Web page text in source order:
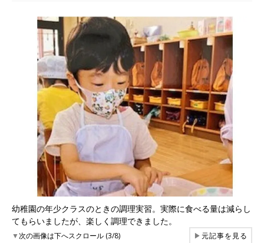
幼稚園の年少クラスのときの調理実習。実際に食べる量は減らし
てもらいましたが、楽しく調理できました。
▼次の画像は下へスクロール (3/8) ▶元記事を見る